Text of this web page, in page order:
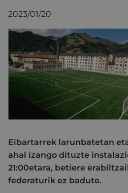
2023/01/20
Eibartarrek larunbatetan
ahal izango dituzte
21:00etara, betiere
federaturik ez badute.